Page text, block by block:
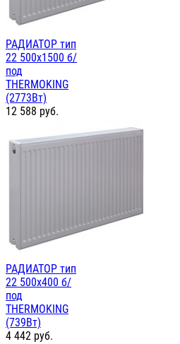
РАДИАТОР тип
22 500х1500 б/
под
THERMOKING
(2773Вт)
12 588 руб.
РАДИАТОР тип
22 500х400 б/
под
THERMOKING
(739Вт)
4 442 руб.